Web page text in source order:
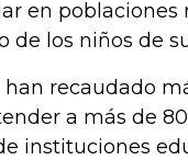
en poblaciones
de los niños de
recaudado
a más de
instituciones